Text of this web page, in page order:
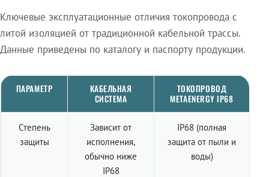
Ключевые эксплуатационные отличия токопровода с
литой изоляцией от традиционной кабельной трассы.
Данные приведены по каталогу и паспорту продукции.
ПАРАМЕТР
КАБЕЛЬНАЯ
СИСТЕМА
ТОКОПРОВОД
METAENERGY IP68
Степень
защиты
Зависит от
исполнения,
обычно ниже
IP68
IP68 (полная
защита от пыли и
воды)